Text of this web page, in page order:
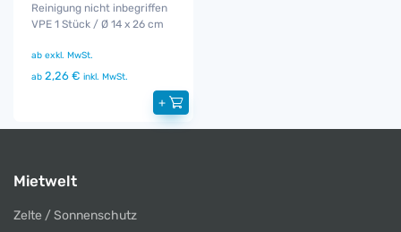
Reinigung nicht inbegriffen
VPE 1 Stück / Ø 14 x 26 cm
ab exkl. MwSt.
ab 2,26 € inkl. MwSt.
+
Mietwelt
Zelte / Sonnenschutz